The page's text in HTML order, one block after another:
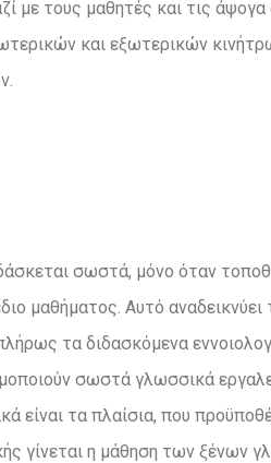
με τους μαθητές και τις
και εξωτερικών
σωστά, μόνο όταν
μαθήματος. Αυτό
τα διδασκόμενα
σωστά γλωσσικά
είναι τα πλαίσια, που
γίνεται η μάθηση των ξένων